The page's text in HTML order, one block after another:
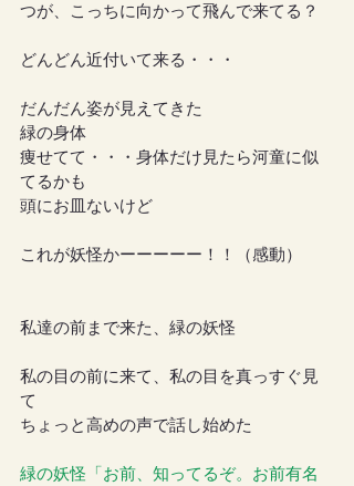
つが、こっちに向かって飛んで来てる？
どんどん近付いて来る・・・
だんだん姿が見えてきた
緑の身体
痩せてて・・・身体だけ見たら河童に似
てるかも
頭にお皿ないけど
これが妖怪かーーーーー！！（感動）
私達の前まで来た、緑の妖怪
私の目の前に来て、私の目を真っすぐ見
て
ちょっと高めの声で話し始めた
緑の妖怪「お前、知ってるぞ。お前有名